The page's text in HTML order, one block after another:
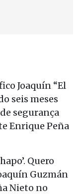
Joaquín “El
seis meses
segurança
Enrique Peña
Quero
Guzmán
Nieto no